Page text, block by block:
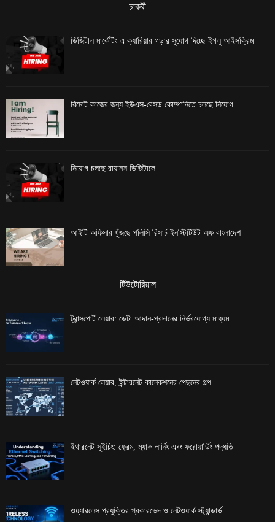
চাকরী
ডিজিটাল মার্কেটিং এ ক্যারিয়ার গড়ার সুযোগ দিচ্ছে ইগলু আইসক্রিম
রিমোট কাজের জন্য ইউএস-বেসড কোম্পানিতে চলছে নিয়োগ
নিয়োগ চলছে রায়ানস ডিজিটালে
আইটি অফিসার খুঁজছে পলিসি রিসার্চ ইনস্টিটিউট অফ বাংলাদেশ
টিউটোরিয়াল
ট্রান্সপোর্ট লেয়ার: ডেটা আদান-প্রদানের নির্ভরযোগ্য মাধ্যম
নেটওয়ার্ক লেয়ার, ইন্টারনেট কানেকশনের পেছনের গল্প
ইথারনেট সুইচিং: ফ্রেম, ম্যাক লার্নিং এবং ফরোয়ার্ডিং পদ্ধতি
ওয়্যারলেস প্রযুক্তির প্রকারভেদ ও নেটওয়ার্ক স্ট্যান্ডার্ড